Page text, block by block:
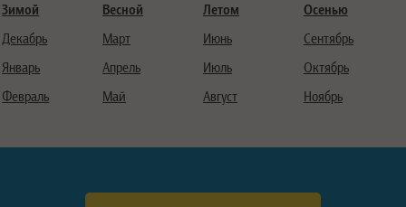
Зимой
Декабрь
Январь
Февраль
Весной
Март
Апрель
Май
Летом
Июнь
Июль
Август
Осенью
Сентябрь
Октябрь
Ноябрь